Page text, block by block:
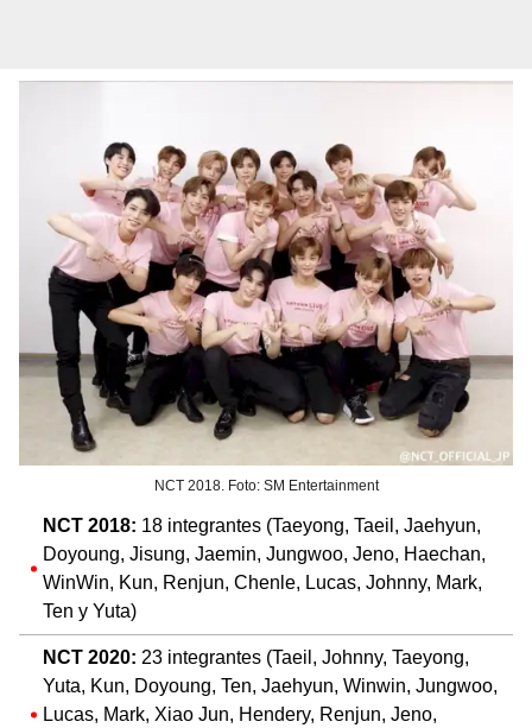
NCT 2018. Foto: SM Entertainment
NCT 2018: 18 integrantes (Taeyong, Taeil, Jaehyun,
Doyoung, Jisung, Jaemin, Jungwoo, Jeno, Haechan,
WinWin, Kun, Renjun, Chenle, Lucas, Johnny, Mark,
Ten y Yuta)
NCT 2020: 23 integrantes (Taeil, Johnny, Taeyong,
Yuta, Kun, Doyoung, Ten, Jaehyun, Winwin, Jungwoo,
Lucas, Mark, Xiao Jun, Hendery, Renjun, Jeno,